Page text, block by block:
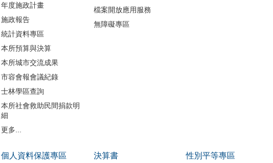
年度施政計畫
施政報告
統計資料專區
本所預算與決算
本所城市交流成果
市容會報會議紀錄
士林學區查詢
本所社會救助民間捐款明
細
更多...
檔案開放應用服務
無障礙專區
個人資料保護專區 決算書 性別平等專區